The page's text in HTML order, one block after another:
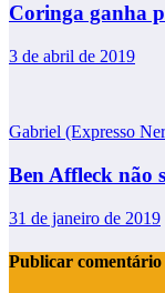
Coringa ganha
3 de abril de 2019
Gabriel (Expresso
Ben Affleck não
31 de janeiro de 2019
Publicar comentário